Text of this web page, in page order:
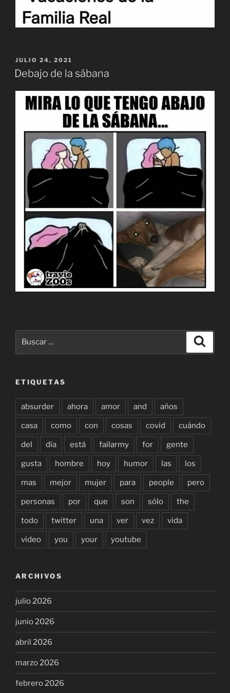
PUBLICADO
EL
JULIO 24, 2021
Debajo de la sábana
ETIQUETAS
absurder ahora amor and años
casa como con cosas covid cuándo
del día está failarmy for gente
gusta hombre hoy humor las los
mas mejor mujer para people pero
personas por que son sólo the
todo twitter una ver vez vida
video you your youtube
ARCHIVOS
julio 2026
junio 2026
abril 2026
marzo 2026
febrero 2026